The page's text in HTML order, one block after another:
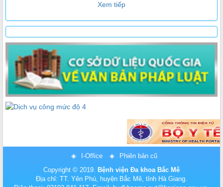
Xem tiếp
I-Office
Phiên bản cũ
Copyright © 2019. Bệnh viện Đa khoa Bắc Mê
Địa chỉ: TT. Yên Phú, huyện Bắc Mê, tỉnh Hà Giang.